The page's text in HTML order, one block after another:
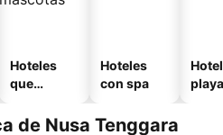
Hoteles
que
mascotas
Hoteles
con spa
playa
de Nusa Tenggara